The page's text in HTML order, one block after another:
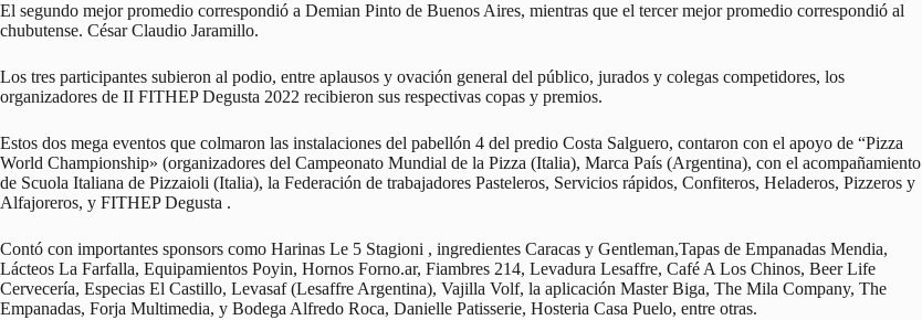
El segundo mejor promedio correspondió a Demian Pinto de Buenos Aires, mientras que el tercer mejor promedio correspondió al
chubutense. César Claudio Jaramillo.
Los tres participantes subieron al podio, entre aplausos y ovación general del público, jurados y colegas competidores, los
organizadores de II FITHEP Degusta 2022 recibieron sus respectivas copas y premios.
Estos dos mega eventos que colmaron las instalaciones del pabellón 4 del predio Costa Salguero, contaron con el apoyo de “Pizza
World Championship» (organizadores del Campeonato Mundial de la Pizza (Italia), Marca País (Argentina), con el acompañamiento
de Scuola Italiana de Pizzaioli (Italia), la Federación de trabajadores Pasteleros, Servicios rápidos, Confiteros, Heladeros, Pizzeros y
Alfajoreros, y FITHEP Degusta .
Contó con importantes sponsors como Harinas Le 5 Stagioni , ingredientes Caracas y Gentleman,Tapas de Empanadas Mendia,
Lácteos La Farfalla, Equipamientos Poyin, Hornos Forno.ar, Fiambres 214, Levadura Lesaffre, Café A Los Chinos, Beer Life
Cervecería, Especias El Castillo, Levasaf (Lesaffre Argentina), Vajilla Volf, la aplicación Master Biga, The Mila Company, The
Empanadas, Forja Multimedia, y Bodega Alfredo Roca, Danielle Patisserie, Hosteria Casa Puelo, entre otras.